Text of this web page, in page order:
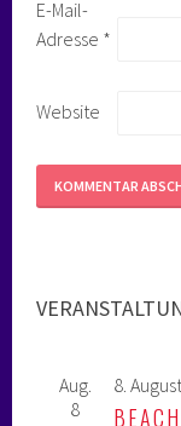
E-Mail-
Adresse *
Website
Aug.
8
8.